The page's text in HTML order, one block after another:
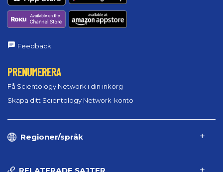
Feedback
PRENUMERERA
Få Scientology Network i din inkorg
Skapa ditt Scientology Network-konto
Regioner/språk